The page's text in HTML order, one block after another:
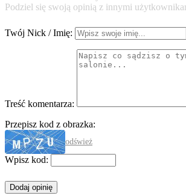
Podziel się swoją opinią z innymi
Twój Nick / Imię:
Treść komentarza:
Przepisz kod z obrazka:
odśwież
Wpisz kod: